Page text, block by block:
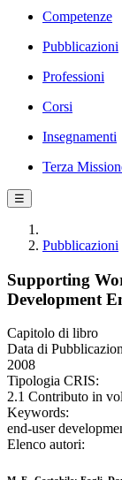
Competenze
Pubblicazioni
Professioni
Corsi
Insegnamenti
Terza
☰
Pubblicazioni
Supporting
Development
Capitolo di libro
Data di
2008
Tipologia CRIS:
2.1 Contributo in
Keywords:
end-user
Elenco autori: